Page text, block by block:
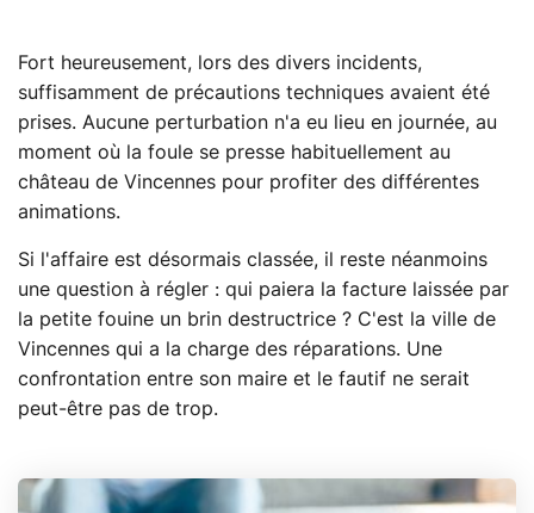
Fort heureusement, lors des divers incidents,
suffisamment de précautions techniques avaient été
prises. Aucune perturbation n'a eu lieu en journée, au
moment où la foule se presse habituellement au
château de Vincennes pour profiter des différentes
animations.
Si l'affaire est désormais classée, il reste néanmoins
une question à régler : qui paiera la facture laissée par
la petite fouine un brin destructrice ? C'est la ville de
Vincennes qui a la charge des réparations. Une
confrontation entre son maire et le fautif ne serait
peut-être pas de trop.